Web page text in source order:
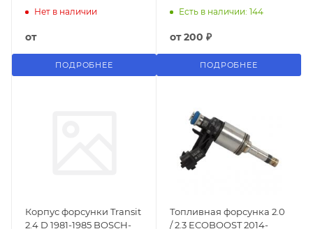
Нет в наличии
от
ПОДРОБНЕЕ
пластиковый
Есть в наличии: 144
от200 ₽
ПОДРОБНЕЕ
Корпус форсунки Transit
2.4 D 1981-1985 BOSCH-
Топливная форсунка 2.0
/ 2.3 ECOBOOST 2014-